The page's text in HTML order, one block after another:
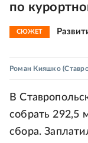
по
СЮЖЕТ
Роман Кияшко
В
собрать 292,5
сбора.